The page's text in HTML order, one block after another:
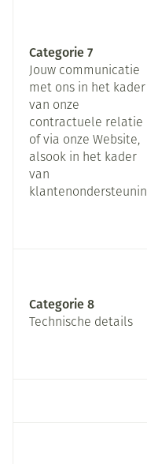
Categorie 7
Jouw communicatie
met ons in het kader
van onze
contractuele relatie
of via onze Website,
alsook in het kader
van
Categorie 8
Technische details